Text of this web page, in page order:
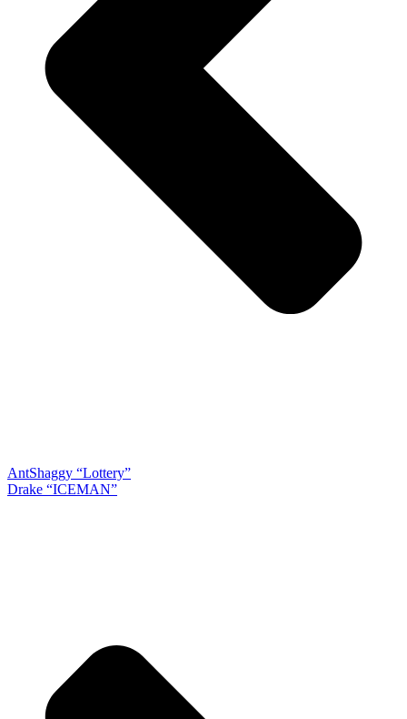
AntShaggy “Lottery”
Drake “ICEMAN”